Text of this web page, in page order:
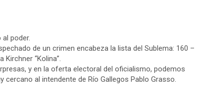
poder.
de un crimen encabeza la lista del Sublema: 160 –
“Kolina”.
y en la oferta electoral del oficialismo, podemos
al intendente de Río Gallegos Pablo Grasso.